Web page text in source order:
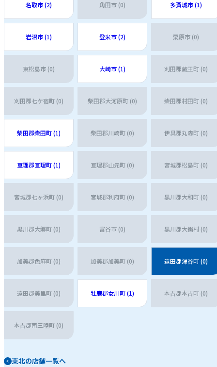
名取市 (2) 角田市 (0) 多賀城市 (1)
岩沼市 (1) 登米市 (2) 栗原市 (0)
東松島市 (0) 大崎市 (1) 刈田郡蔵王町 (0)
刈田郡七ケ宿町 (0) 柴田郡大河原町 (0) 柴田郡村田町 (0)
柴田郡柴田町 (1) 柴田郡川崎町 (0) 伊具郡丸森町 (0)
亘理郡亘理町 (1) 亘理郡山元町 (0) 宮城郡松島町 (0)
宮城郡七ヶ浜町 (0) 宮城郡利府町 (0) 黒川郡大和町 (0)
黒川郡大郷町 (0) 富谷市 (0) 黒川郡大衡村 (0)
加美郡色麻町 (0) 加美郡加美町 (0) 遠田郡涌谷町 (0)
遠田郡美里町 (0) 牡鹿郡女川町 (1) 本吉郡本吉町 (0)
本吉郡南三陸町 (0)
東北の店舗一覧へ